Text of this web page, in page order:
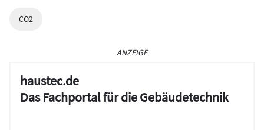
CO2
ANZEIGE
haustec.de
Das Fachportal für die Gebäudetechnik